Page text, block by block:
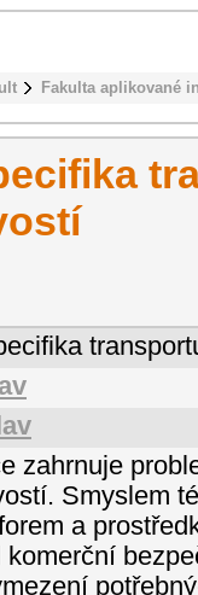
Fakulta aplikované
zahrnuje
Smyslem
a